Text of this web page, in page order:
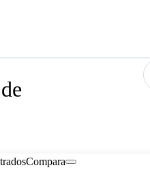
Compara